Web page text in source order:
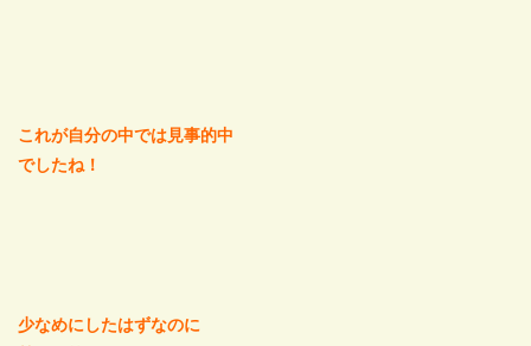
これが自分の中では見事的中
でしたね！
少なめにしたはずなのに